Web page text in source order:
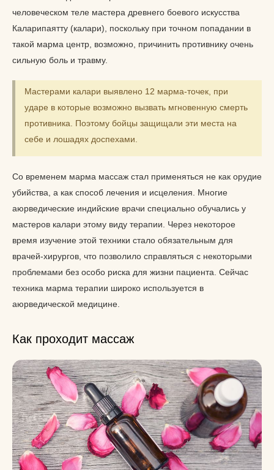
человеческом теле мастера древнего боевого искусства
Каларипаятту (калари), поскольку при точном попадании в
такой марма центр, возможно, причинить противнику очень
сильную боль и травму.
Мастерами калари выявлено 12 марма-точек, при
ударе в которые возможно вызвать мгновенную смерть
противника. Поэтому бойцы защищали эти места на
себе и лошадях доспехами.
Со временем марма массаж стал применяться не как орудие
убийства, а как способ лечения и исцеления. Многие
аюрведические индийские врачи специально обучались у
мастеров калари этому виду терапии. Через некоторое
время изучение этой техники стало обязательным для
врачей-хирургов, что позволило справляться с некоторыми
проблемами без особо риска для жизни пациента. Сейчас
техника марма терапии широко используется в
аюрведической медицине.
Как проходит массаж